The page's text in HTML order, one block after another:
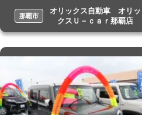
那覇市
オリックス自動車 オリッ
クスＵ－ｃａｒ那覇店